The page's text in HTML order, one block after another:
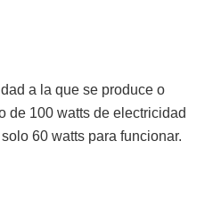
a la que se produce o
de 100 watts de electricidad
60 watts para funcionar.